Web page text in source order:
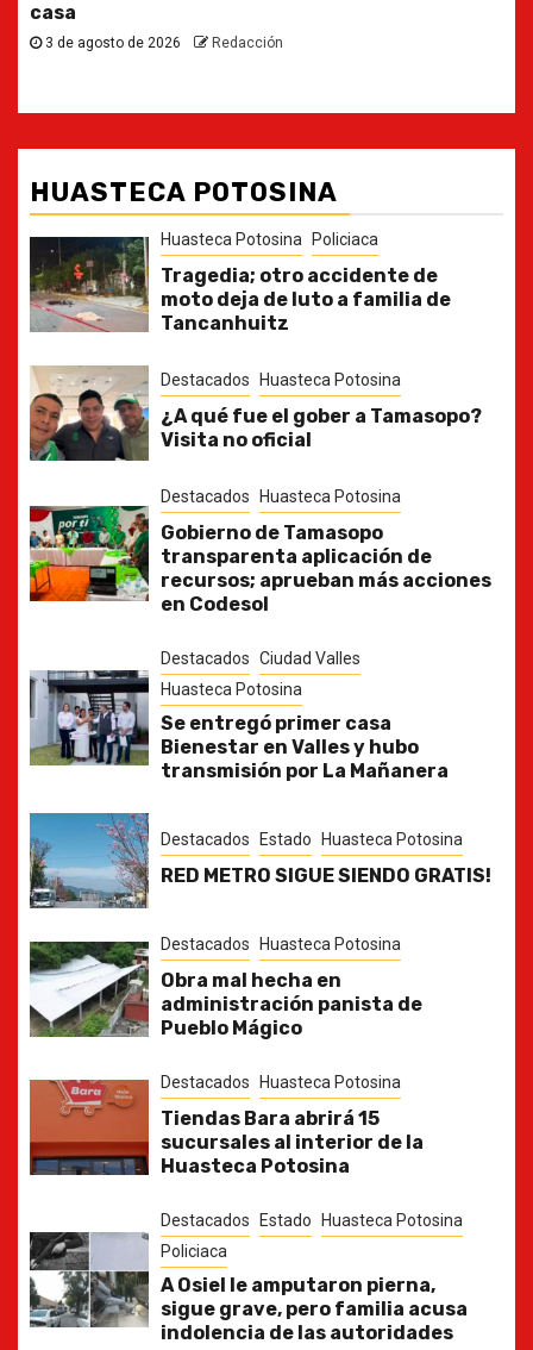
30 de julio de 2026
HUASTECA POTOSINA
Huasteca Potosina Policiaca
Tragedia; otro accidente de
moto deja de luto a familia de
Tancanhuitz
Destacados Huasteca Potosina
¿A qué fue el gober a Tamasopo?
Visita no oficial
Destacados Huasteca Potosina
Gobierno de Tamasopo
transparenta aplicación de
recursos; aprueban más acciones
en Codesol
Destacados Ciudad Valles
Huasteca Potosina
Se entregó primer casa
Bienestar en Valles y hubo
transmisión por La Mañanera
Destacados Estado Huasteca Potosina
RED METRO SIGUE SIENDO GRATIS!
Destacados Huasteca Potosina
Obra mal hecha en
administración panista de
Pueblo Mágico
Destacados Huasteca Potosina
Tiendas Bara abrirá 15
sucursales al interior de la
Huasteca Potosina
Destacados Estado
Huasteca Potosina
Policiaca
A Osiel le amputaron pierna,
sigue grave, pero familia acusa
indolencia de las autoridades